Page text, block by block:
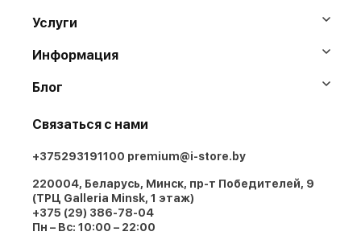
Услуги
Информация
Блог
Связаться с нами
+375293191100 premium@i-store.by
220004, Беларусь, Минск, пр-т Победителей, 9
(ТРЦ Galleria Minsk, 1 этаж)
+375 (29) 386-78-04
Пн – Вс: 10:00 – 22:00